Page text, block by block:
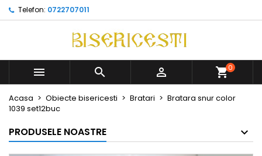
Telefon: 0722707011
   0
Acasa Obiecte bisericesti Bratari
Bratara snur color
1039 set12buc
PRODUSELE NOASTRE